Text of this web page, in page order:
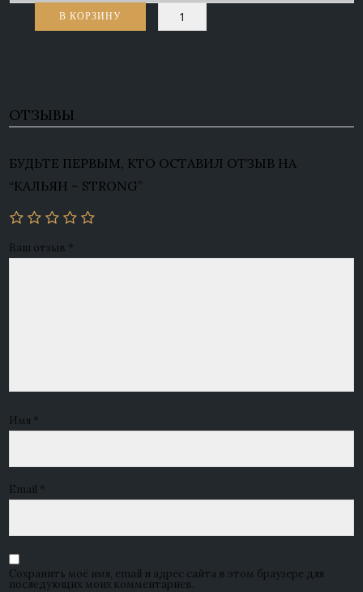
Количество
товара
Кальян
В КОРЗИНУ
ОТЗЫВЫ
БУДЬТЕ ПЕРВЫМ, КТО ОСТАВИЛ ОТЗЫВ НА
“КАЛЬЯН – STRONG”
Ваш отзыв *
Имя *
Email *
Сохранить моё имя, email и адрес сайта в этом браузере для
последующих моих комментариев.